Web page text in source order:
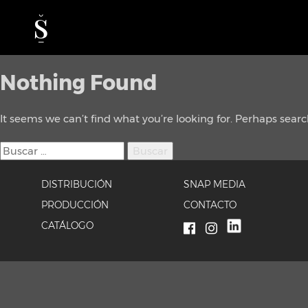
Nothing Found
It seems we can’t find what you’re looking for. Perhaps
Buscar:
DISTRIBUCIÓN
PRODUCCIÓN
CATÁLOGO
SNAP MEDIA
CONTACTO